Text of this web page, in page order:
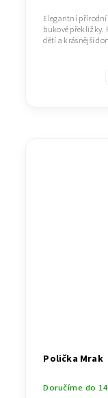
Elegantní přírodní
bukové překližky.
dětí a krásnější
Polička Mrak
Doručíme do